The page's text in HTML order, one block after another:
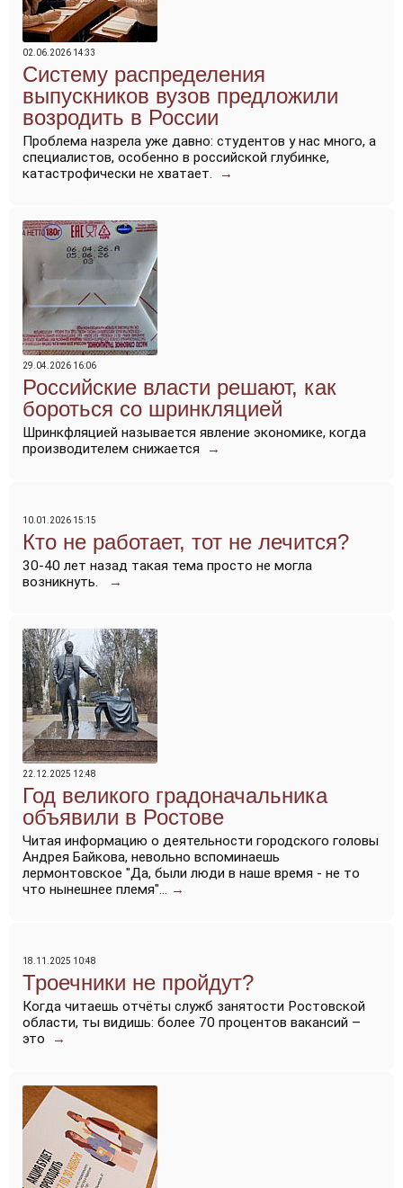
02.06.2026 14:33
Систему распределения
выпускников вузов предложили
возродить в России
Проблема назрела уже давно: студентов у нас много, а
специалистов, особенно в российской глубинке,
катастрофически не хватает.
→
29.04.2026 16:06
Российские власти решают, как
бороться со шринкляцией
Шринкфляцией называется явление экономике, когда
производителем снижается
→
10.01.2026 15:15
Кто не работает, тот не лечится?
30-40 лет назад такая тема просто не могла
возникнуть.
→
22.12.2025 12:48
Год великого градоначальника
объявили в Ростове
Читая информацию о деятельности городского головы
Андрея Байкова, невольно вспоминаешь
лермонтовское "Да, были люди в наше время - не то
что нынешнее племя"... →
18.11.2025 10:48
Троечники не пройдут?
Когда читаешь отчёты служб занятости Ростовской
области, ты видишь: более 70 процентов вакансий –
это
→